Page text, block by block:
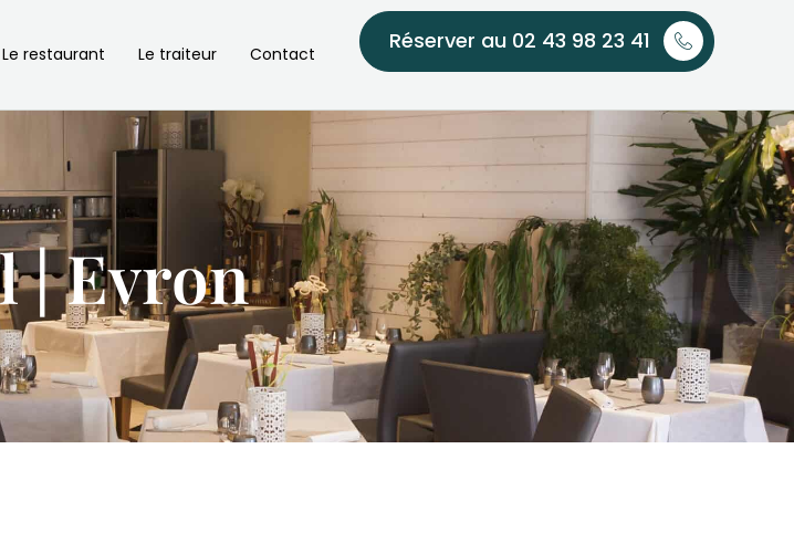
Le restaurant Le traiteur Contact
Réserver au 02 43 98 23 41
| Evron